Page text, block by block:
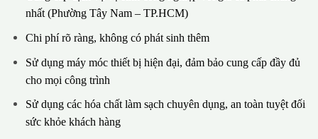
nhất (Phường Tây Nam – TP.HCM)
Chi phí rõ ràng, không có phát sinh thêm
Sử dụng máy móc thiết bị hiện đại, đảm bảo cung cấp đầy đủ
cho mọi công trình
Sử dụng các hóa chất làm sạch chuyên dụng, an toàn tuyệt đối
sức khỏe khách hàng